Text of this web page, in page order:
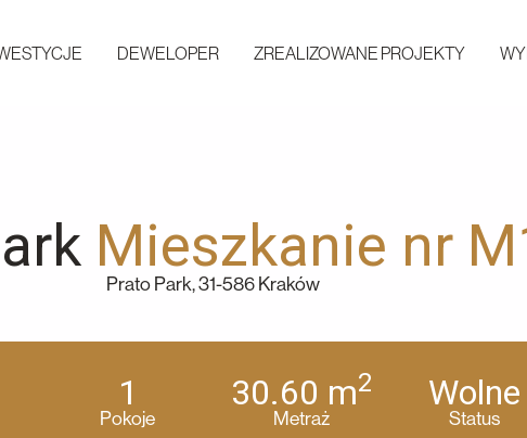
DEWELOPER ZREALIZOWANE PROJEKTY
Mieszkanie nr
Prato Park, 31-586 Kraków
Pokoje
1
Metraż
30.60 m2
Status
Wolne